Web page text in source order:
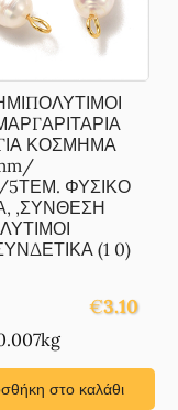
ΚΟΣΜΗΜΑ
ΦΥΣΙΚΟ
,ΣΥΝΘΕΣΗ
(1 0)
€3.10
στο καλάθι